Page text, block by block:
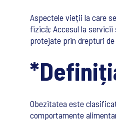
Aspectele vieții la care
fizică; Accesul la servicii
protejate prin drepturi
Obezitatea este
comportamente